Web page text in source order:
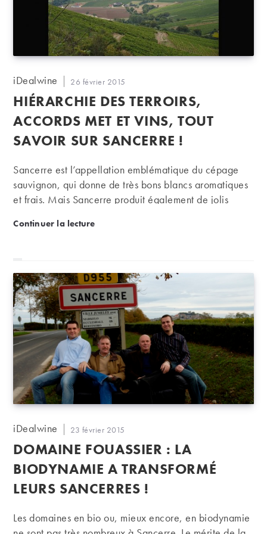
Auteur/autrice
la
publication :
iDealwine
Publication
publiée :
26 février 2015
HIÉRARCHIE DES TERROIRS,
ACCORDS MET ET VINS, TOUT
SAVOIR SUR SANCERRE !
Sancerre est l’appellation emblématique du cépage
sauvignon, qui donne de très bons blancs aromatiques
et frais. Mais Sancerre produit également de jolis
sein d’une mosaïque de terroirs, lesquels privilégier ?
Continuer la lectureHiérarchie des terroirs, accords met et vins, tout
Auteur/autrice
la
publication :
iDealwine
Publication
publiée :
23 février 2015
DOMAINE FOUASSIER : LA
BIODYNAMIE A TRANSFORMÉ
LEURS SANCERRES !
Les domaines en bio ou, mieux encore, en biodynamie